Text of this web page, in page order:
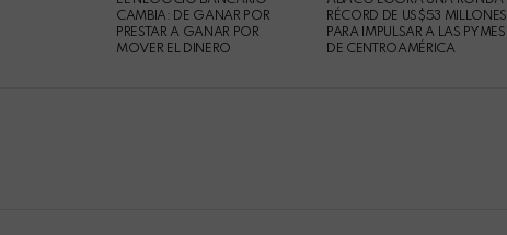
CAMBIA: DE GANAR POR
PRESTAR A GANAR POR
MOVER EL DINERO
For
Work
this
post
RÉCORD DE US$53 MILLONES
PARA IMPULSAR A LAS PYMES
DE CENTROAMÉRICA